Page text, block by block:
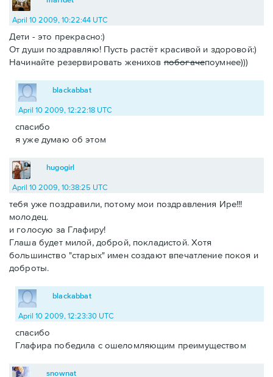
April 10 2009, 10:22:44 UTC
Дети - это прекрасно:)
От души поздравляю! Пусть растёт красивой и здоровой:)
Начинайте резервировать жениховпобогачепоумнее)))
blackabbat
April 10 2009, 12:22:18 UTC
спасибо
я уже думаю об этом
hugogirl
April 10 2009, 10:38:25 UTC
тебя уже поздравили, потому мои поздравления Ире!!!
молодец.
и голосую за Глафиру!
Глаша будет милой, доброй, покладистой. Хотя
большинство "старых" имен создают впечатление покоя и
доброты.
blackabbat
April 10 2009, 12:23:30 UTC
спасибо
Глафира победила с ошеломляющим преимуществом
snownat